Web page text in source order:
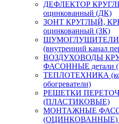
ДЕФЛЕКТОР
оцинкованный (ДК)
ЗОНТ КРУГЛЫЙ,
оцинкованный (ЗК)
ШУМОГЛУШИТЕЛИ
(внутренний канал
ВОЗДУХОВОДЫ
ФАСОННЫЕ детали
ТЕПЛОТЕХНИКА
обогреватели)
РЕШЕТКИ
(ПЛАСТИКОВЫЕ)
МОНТАЖНЫЕ
(ОЦИНКОВАННЫЕ)